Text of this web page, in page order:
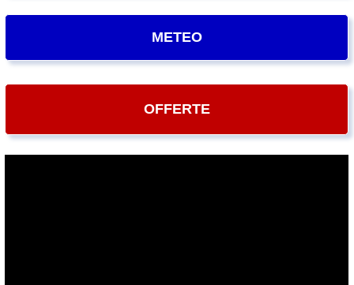
METEO
OFFERTE